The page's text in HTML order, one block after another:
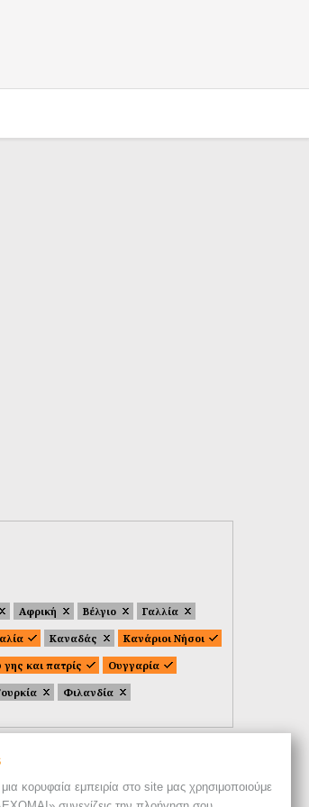
κορυφαία εμπειρία στο site μας χρησιμοποιούμε
Αφρική Βέλγιο
Γαλλία
Καναδάς
Κανάριοι Νήσοι
γης και πατρίς
Ουγγαρία
Φιλανδία